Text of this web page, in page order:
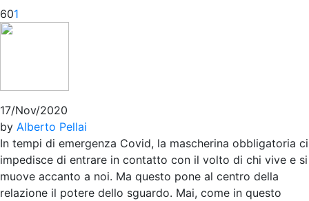
601
17/Nov/2020
by Alberto Pellai
In tempi di emergenza Covid, la mascherina obbligatoria ci
impedisce di entrare in contatto con il volto di chi vive e si
muove accanto a noi. Ma questo pone al centro della
relazione il potere dello sguardo. Mai, come in questo